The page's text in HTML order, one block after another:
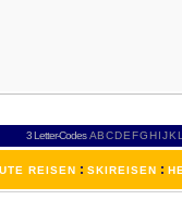
3 Letter-Codes ABCDEFGH IJKL
REISEN : SKIREISEN :